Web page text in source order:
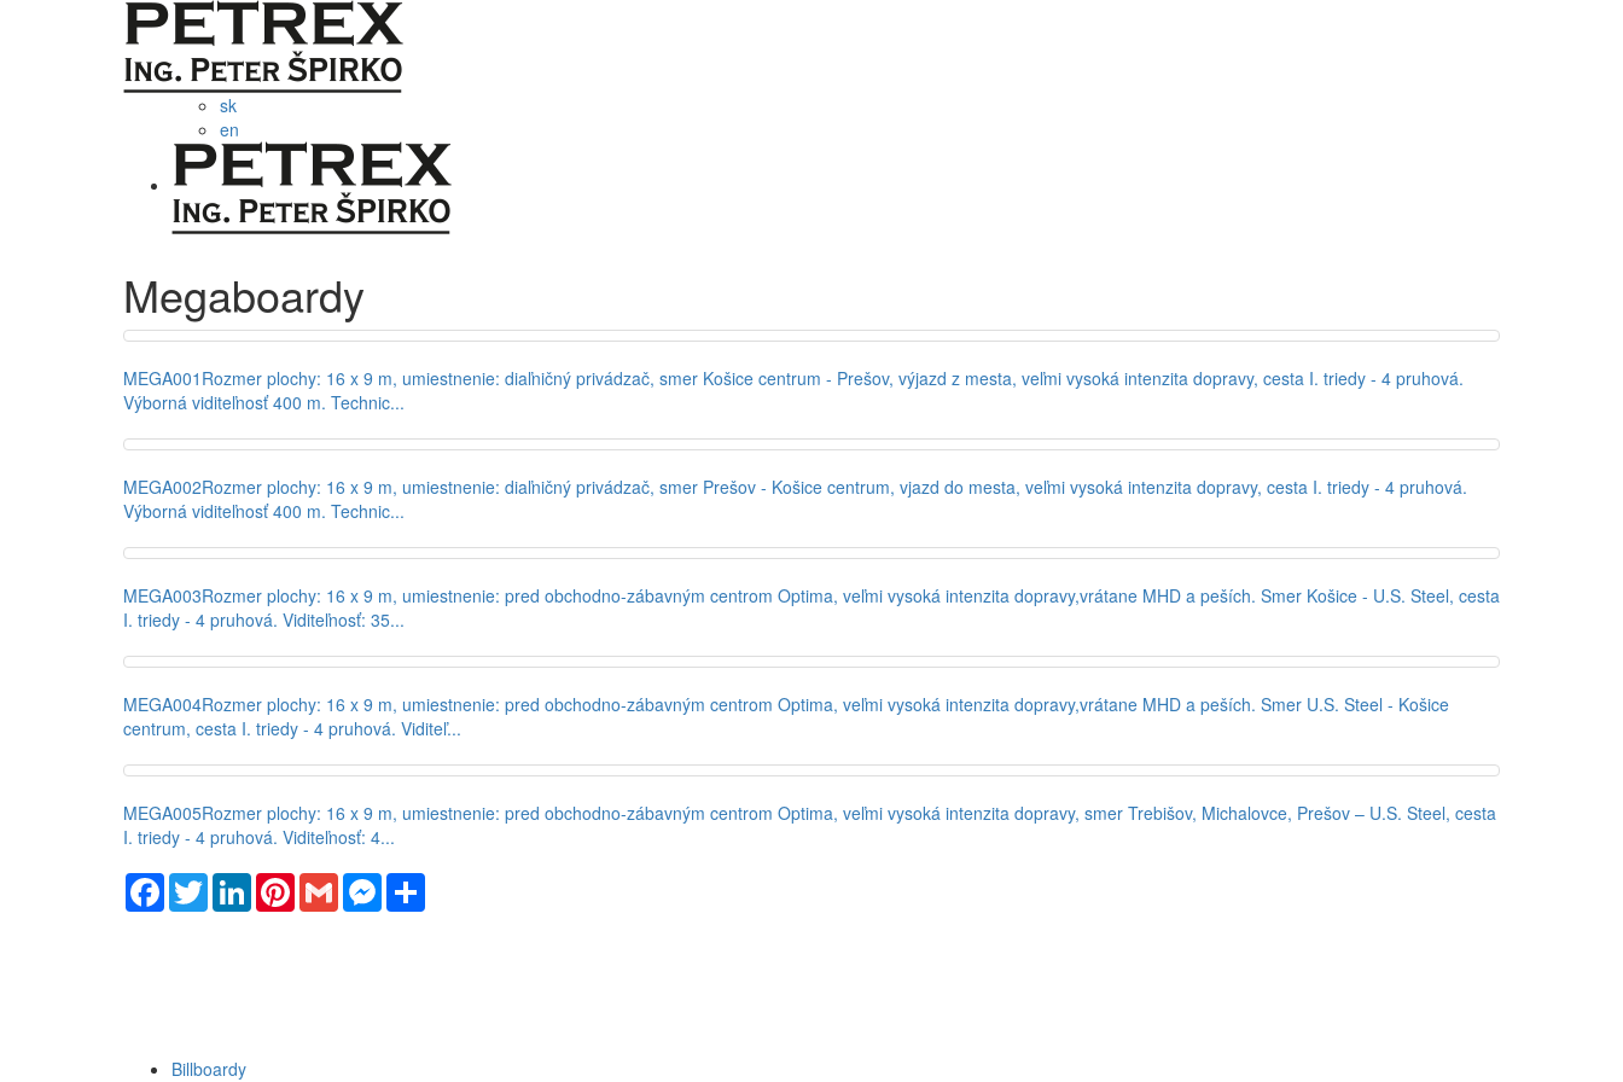
sk
en
Megaboardy
MEGA001 Rozmer plochy: 16 x 9 m, umiestnenie: diaľničný privádzač, smer Košice centrum - Prešov, výjazd z mesta, veľmi vysoká intenzita dopravy, cesta I. triedy - 4 pruhová.
Výborná viditeľnosť 400 m. Technic...
MEGA002Rozmer plochy: 16 x 9 m, umiestnenie: diaľničný privádzač, smer Prešov - Košice centrum, vjazd do mesta, veľmi vysoká intenzita dopravy, cesta I. triedy - 4 pruhová.
Výborná viditeľnosť 400 m. Technic...
MEGA003Rozmer plochy: 16 x 9 m, umiestnenie: pred obchodno-zábavným centrom Optima, veľmi vysoká intenzita dopravy,vrátane MHD a peších. Smer Košice - U.S. Steel, cesta
I. triedy - 4 pruhová. Viditeľnosť: 35...
MEGA004Rozmer plochy: 16 x 9 m, umiestnenie: pred obchodno-zábavným centrom Optima, veľmi vysoká intenzita dopravy,vrátane MHD a peších. Smer U.S. Steel - Košice
centrum, cesta I. triedy - 4 pruhová. Viditeľ...
MEGA005Rozmer plochy: 16 x 9 m, umiestnenie: pred obchodno-zábavným centrom Optima, veľmi vysoká intenzita dopravy, smer Trebišov, Michalovce, Prešov – U.S. Steel, cesta
I. triedy - 4 pruhová. Viditeľnosť: 4...
Facebook
TwitterLinkedInPinterestGmail Messenger
Billboardy